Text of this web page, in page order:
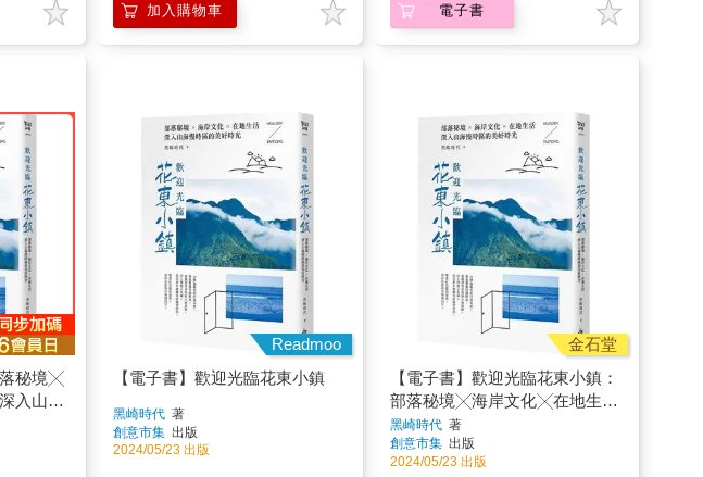
加入購物車 電子書
落秘境╳
入山海
Readmoo
【電子書】歡迎光臨花東小鎮
黑崎時代著
創意市集 出版
2024/05/23 出版
金石堂
【電子書】歡迎光臨花東小鎮：
部落秘境╳海岸文化╳在地生
活，深入山海慢時區的美好時光
黑崎時代著
創意市集 出版
2024/05/23 出版